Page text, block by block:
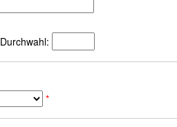
Durchwahl:
*